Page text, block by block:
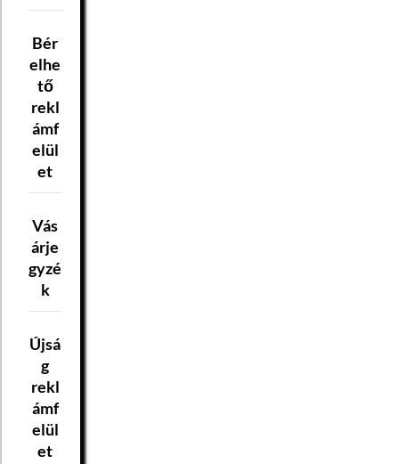
Bér
elhe
tő
rekl
ámf
elül
et
Vás
árje
gyzé
k
Újsá
g
rekl
ámf
elül
et